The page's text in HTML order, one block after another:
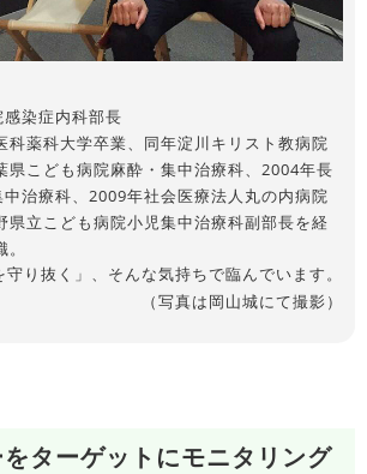
染症内科部長
薬科大学卒業、同年淀川キリスト教病院
県こども病院麻酔・集中治療科、2004年長
治療科、2009年社会医療法人丸の内病院
県立こども病院小児集中治療科副部長を経
守り抜く」、そんな気持ちで臨んでいます。
（写真は岡山城にて撮影）
ターゲットにモニタリング